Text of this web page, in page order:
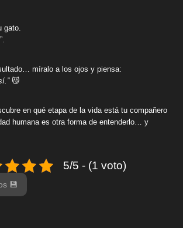
gato.
míralo a los ojos y piensa:
😼
en qué etapa de la vida está tu compañero
humana es otra forma de entenderlo… y
5/5 - (1 voto)
💾